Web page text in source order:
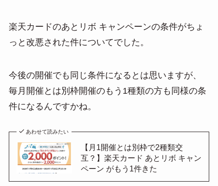
楽天カードのあとリボ キャンペーンの条件がちょ
っと改悪された件についてでした。
今後の開催でも同じ条件になるとは思いますが、
毎月開催とは別枠開催のもう1種類の方も同様の条
件になるんですかね。
あわせて読みたい
【月1開催とは別枠で2種類交
互？】楽天カード あとリボ キャン
ペーン がもう1件きた